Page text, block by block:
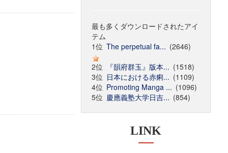
最も多くダウンロードされたアイ
テム
1位 The perpetual fa... (2646)
2位
『韻府群玉』版本... (1518)
3位 日本における赤痢... (1109)
4位 Promoting Manga ... (1096)
5位 慶應義塾大学日吉... (854)
LINK